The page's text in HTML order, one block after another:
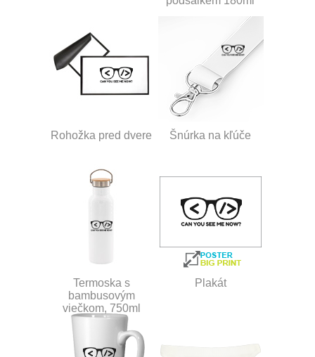
Rohožka pred dvere Šnúrka na kľúče
Termoska s
bambusovým
viečkom, 750ml
Plakát